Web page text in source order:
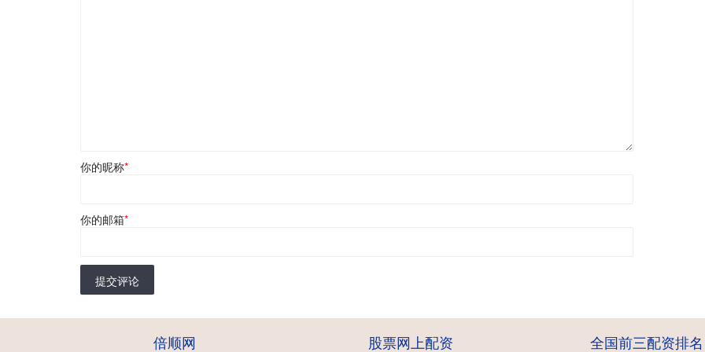
你的昵称*
你的邮箱*
提交评论
倍顺网 股票网上配资 全国前三配资排名